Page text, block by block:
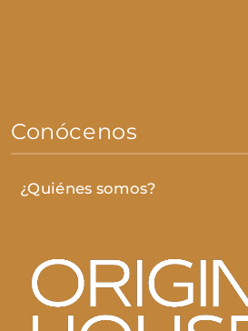
Conócenos
¿Quiénes somos?